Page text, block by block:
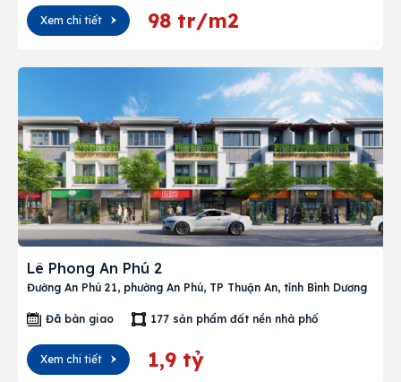
Xem chi tiết 98 tr/m2
Lê Phong An Phú 2
Đường An Phú 21, phường An Phú, TP Thuận An, tỉnh Bình Dương
Đã bàn giao 177 sản phẩm đất nền nhà phố
Xem chi tiết 1,9 tỷ